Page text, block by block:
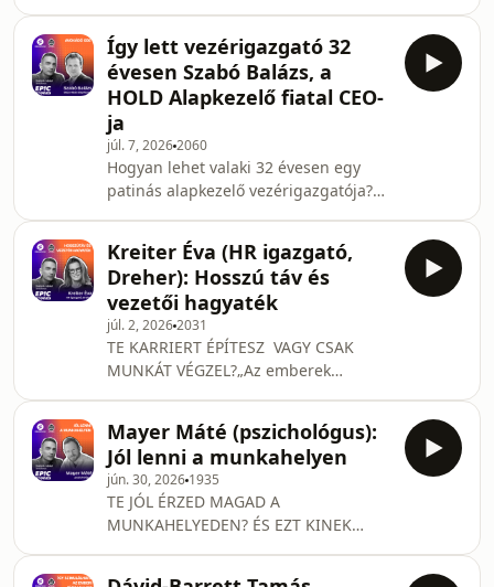
beszélgetett, mit tanulhat az üzleti
szféra a katonai
tűzből és elkötelezettségből dolgozik?
Miként ültethetők át a civil szférában
gyökerező jó gyakorlatok egy
gigantikus nagyvállalati struktúrába,
és hogyan változtatható meg egy
intézmény teljes belső kultúrája
mérhető minőségi mutatókkal és
transzparenciával? A mai epizódban
Vitézy Dávi
Így lett vezérigazgató 32
évesen Szabó Balázs, a
HOLD Alapkezelő fiatal CEO-
ja
júl. 7, 20262060
Hogyan lehet valaki 32 évesen egy
patinás alapkezelő vezérigazgatója?
ellentét a pénzvilágban, és miért
elengedhetetlen a radikális
őszinteség a mai piaci zajban? Az Epic
Stories legújabb adásában Szabó
Balázs, a HOLD Alapkezelő
vezérigazgatója ül a mikrofon mögött.
Balázs igazi ritkaságnak számít a
hazai pénzügyi szektorban: az első
munkahelyén maradt, ahol el
Kreiter Éva (HR igazgató,
Dreher): Hosszú táv és
vezetői hagyaték
júl. 2, 20262031
TE KARRIERT ÉPÍTESZ VAGY CSAK
MUNKÁT VÉGZEL?„Az emberek
következő lépésben gondolkodnak.” –
mondja ⁠Kreiter⁠ Éva, a ⁠Dreher
Sörgyárak⁠ HR igazgatója.Az Epic
Storiesban ⁠Dojcsák Dániel⁠
(kommunikációs igazgatónk és
állandó host) beszélgetett
vendégével, Évával karrierváltásról,
Mayer Máté (pszichológus):
Jól lenni a munkahelyen
jún. 30, 2026 1935
TE JÓL ÉRZED MAGAD A
MUNKAHELYEDEN? ÉS EZT KINEK